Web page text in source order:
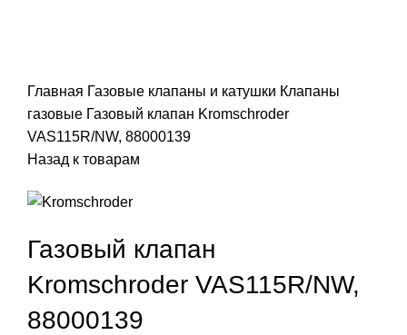
Главная Газовые клапаны и катушки Клапаны
газовые Газовый клапан Kromschroder
VAS115R/NW, 88000139
Назад к товарам
Газовый клапан
Kromschroder VAS115R/NW,
88000139